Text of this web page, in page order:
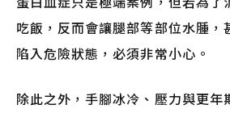
吃飯，反而會讓腿部等部位水腫，
陷入危險狀態，必須非常小心。
除此之外，手腳冰冷、壓力與更年